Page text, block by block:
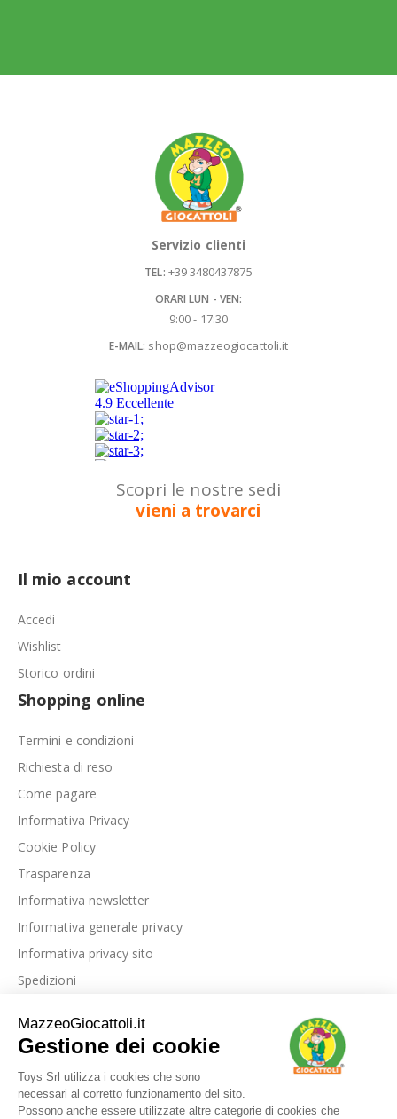
Servizio clienti
TEL: +39 3480437875
ORARI LUN - VEN:
9:00 - 17:30
E-MAIL: shop@mazzeogiocattoli.it
Scopri le nostre sedi
vieni a trovarci
Il mio account
Accedi
Wishlist
Storico ordini
Shopping online
Termini e condizioni
Richiesta di reso
Come pagare
Informativa Privacy
Cookie Policy
Trasparenza
Informativa newsletter
Informativa generale privacy
Informativa privacy sito
Spedizioni
La nostra azienda
Le nostre recensioni
Blog